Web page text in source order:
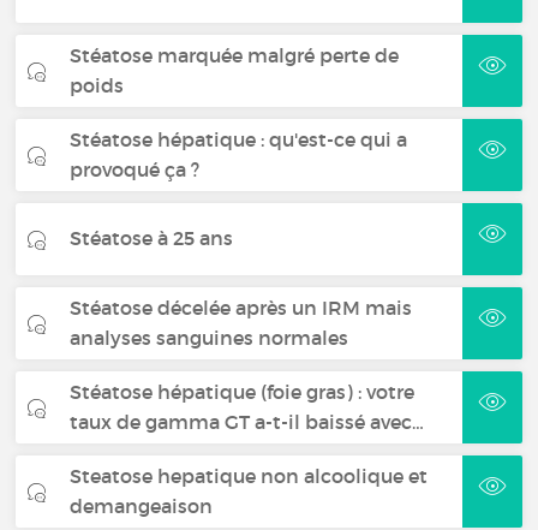
Stéatose marquée malgré perte de
poids
Stéatose hépatique : qu'est-ce qui a
provoqué ça ?
Stéatose à 25 ans
Stéatose décelée après un IRM mais
analyses sanguines normales
Stéatose hépatique (foie gras) : votre
taux de gamma GT a-t-il baissé avec…
Steatose hepatique non alcoolique et
demangeaison